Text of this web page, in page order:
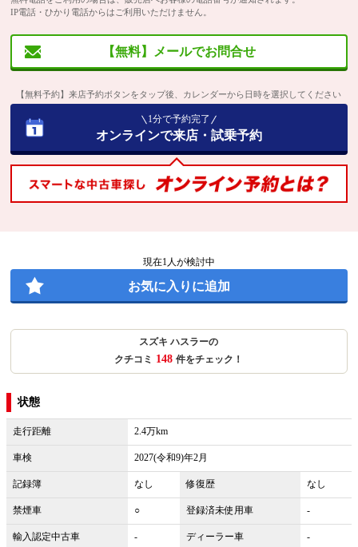
IP電話・ひかり電話からはご利用いただけません。
【無料】メールでお問合せ
【無料予約】来店予約ボタンをタップ後、カレンダーから日時を選択してください
1分で予約完了
オンラインで来店・試乗予約
現在1 人が検討中
お気に入りに追加
スズキ ハスラーの
クチコミ 148 件をチェック！
状態
走行距離 2.4万km
車検 2027(令和9)年2月
記録簿 なし 修復歴 なし
禁煙車 ○ 登録済未使用車 -
輸入認定中古車 - ディーラー車 -